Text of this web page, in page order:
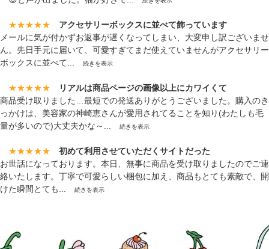
★★★★★
アクセサリーボックスに並べて飾っています
メールに気が付かずお返事が遅くなってしまい、大変申し訳ございませ
ん。先日手元に届いて、可愛すぎてまだ使えていませんがアクセサリー
ボックスに並べて...
続きを表示
★★★★★
リアルは商品ページの画像以上にカワイくて
商品受け取りました…最短での発送ありがとうございました。購入のき
っかけは、美容家の神崎恵さんが愛用されてることを知り(わたしも毛
量が多いので)大丈夫かな～...
続きを表示
★★★★★
初めて利用させていただくサイトだった
お世話になっております。本日、無事に商品を受け取りましたのでご連
絡いたします。丁寧で可愛らしい梱包に加え、商品もとても素敵で、開
けた瞬間とても...
続きを表示